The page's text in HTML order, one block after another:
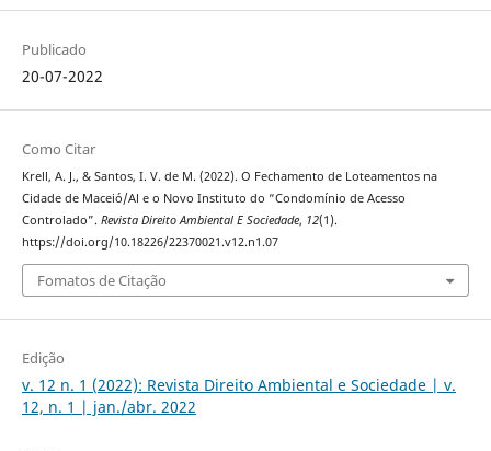
Publicado
20-07-2022
Como Citar
Krell, A. J., & Santos, I. V. de M. (2022). O Fechamento de Loteamentos na
Cidade de Maceió/Al e o Novo Instituto do “Condomínio de Acesso
Controlado”. Revista Direito Ambiental E Sociedade, 12(1).
https://doi.org/10.18226/22370021.v12.n1.07
Fomatos de Citação
Edição
v. 12 n. 1 (2022): Revista Direito Ambiental e Sociedade | v.
12, n. 1 | jan./abr. 2022